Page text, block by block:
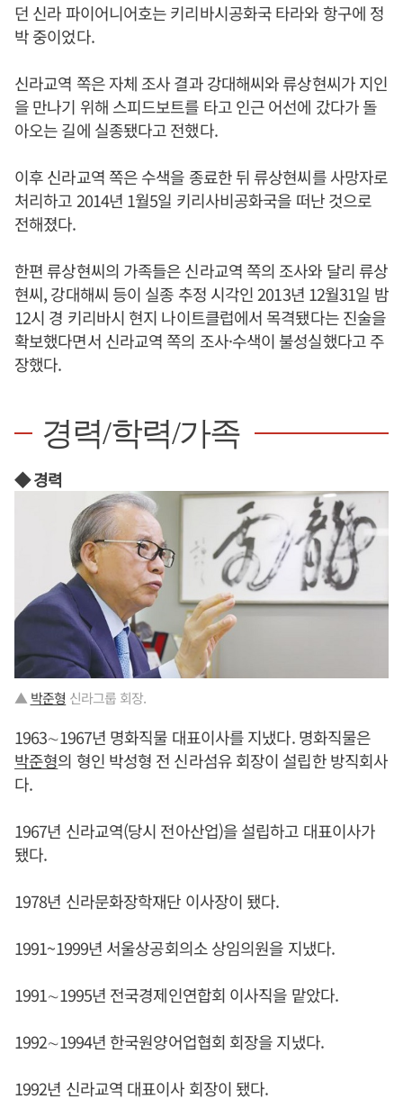
던 신라 파이어니어호는 키리바시공화국 타라와 항구에 정
박 중이었다.
신라교역 쪽은 자체 조사 결과 강대해씨와 류상현씨가 지인
을 만나기 위해 스피드보트를 타고 인근 어선에 갔다가 돌
아오는 길에 실종됐다고 전했다.
이후 신라교역 쪽은 수색을 종료한 뒤 류상현씨를 사망자로
처리하고 2014년 1월5일 키리사비공화국을 떠난 것으로
전해졌다.
한편 류상현씨의 가족들은 신라교역 쪽의 조사와 달리 류상
현씨, 강대해씨 등이 실종 추정 시각인 2013년 12월31일 밤
12시 경 키리바시 현지 나이트클럽에서 목격됐다는 진술을
확보했다면서 신라교역 쪽의 조사·수색이 불성실했다고 주
장했다.
경력/학력/가족
◆ 경력
▲ 박준형 신라그룹 회장.
1963∼1967년 명화직물 대표이사를 지냈다. 명화직물은
박준형의 형인 박성형 전 신라섬유 회장이 설립한 방직회사
다.
1967년 신라교역(당시 전아산업)을 설립하고 대표이사가
됐다.
1978년 신라문화장학재단 이사장이 됐다.
1991~1999년 서울상공회의소 상임의원을 지냈다.
1991∼1995년 전국경제인연합회 이사직을 맡았다.
1992∼1994년 한국원양어업협회 회장을 지냈다.
1992년 신라교역 대표이사 회장이 됐다.